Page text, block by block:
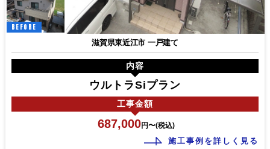
BEFORE
滋賀県東近江市 一戸建て
内容
ウルトラSiプラン
工事金額
687,000円〜(税込)
施工事例を詳しく見る